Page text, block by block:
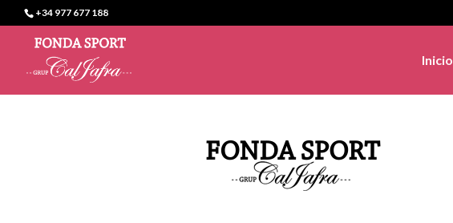
+34 977 677 188
Inicio